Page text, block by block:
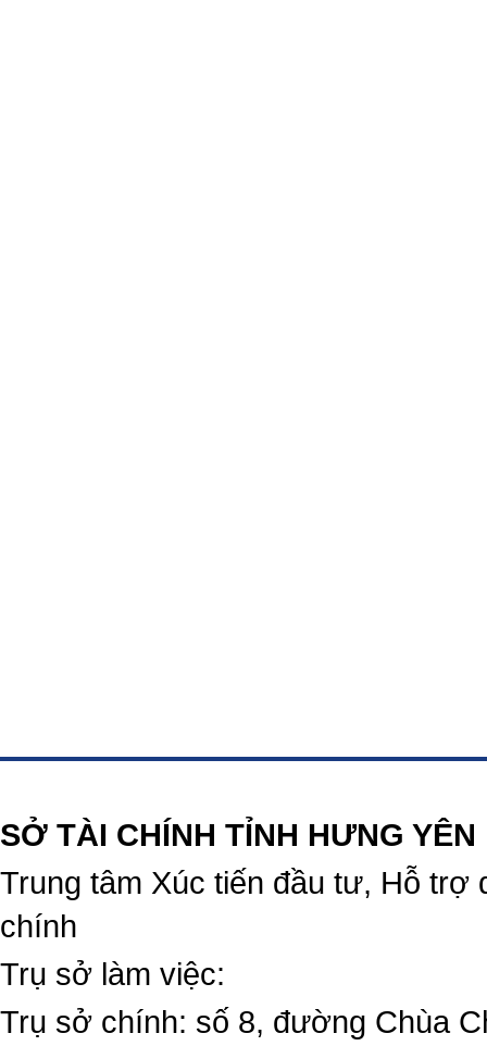
SỞ TÀI CHÍNH TỈNH HƯNG YÊN
Trung tâm Xúc tiến đầu tư, Hỗ trợ
chính
Trụ sở làm việc:
Trụ sở chính: số 8, đường Chùa